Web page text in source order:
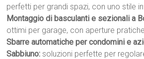
perfetti per grandi spazi, con uno stile
Montaggio di basculanti e sezionali a
ottimi per garage, con aperture
Sbarre automatiche per condomini e
Sabbiuno: soluzioni perfette per